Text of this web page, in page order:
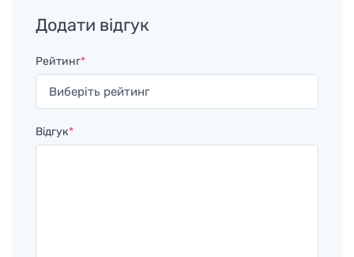
Додати відгук
Рейтинг*
Відгук*